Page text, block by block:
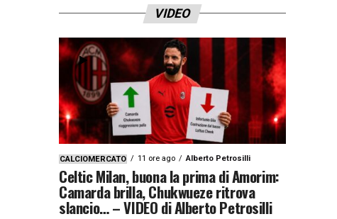
VIDEO
CALCIOMERCATO 11 ore ago Alberto Petrosilli
Celtic Milan, buona la prima di Amorim:
Camarda brilla, Chukwueze ritrova
slancio… – VIDEO di Alberto Petrosilli